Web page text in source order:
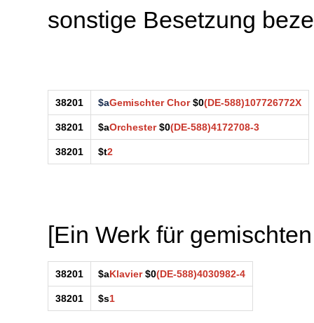
sonstige Besetzung
38201 $aGemischter Chor$0(DE-588)107726772X
38201 $aOrchester$0(DE-588)4172708-3
38201 $t2
[Ein Werk für
38201 $aKlavier$0(DE-588)4030982-4
38201 $s1